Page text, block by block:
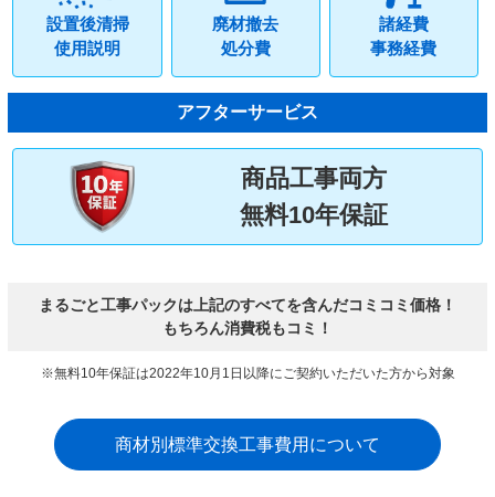
設置後清掃
使用説明
廃材撤去
処分費
諸経費
事務経費
アフターサービス
商品工事両方
無料10年保証
まるごと工事パックは上記のすべてを含んだコミコミ価格！
もちろん消費税もコミ！
※無料10年保証は2022年10月1日以降にご契約いただいた方から対象
商材別標準交換工事費用について